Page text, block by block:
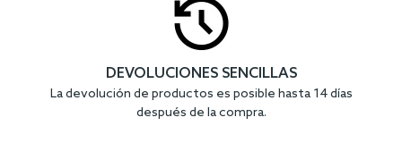
DEVOLUCIONES SENCILLAS
La devolución de productos es posible hasta 14 días
después de la compra.